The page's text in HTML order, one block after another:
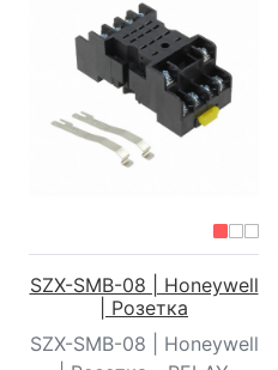
SZX-SMB-08 | Honeywell
| Розетка
SZX-SMB-08 | Honeywell